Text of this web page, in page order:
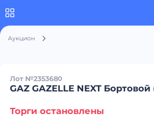
Аукцион
Лот №2353680
GAZ GAZELLE NEXT
Торги остановлены